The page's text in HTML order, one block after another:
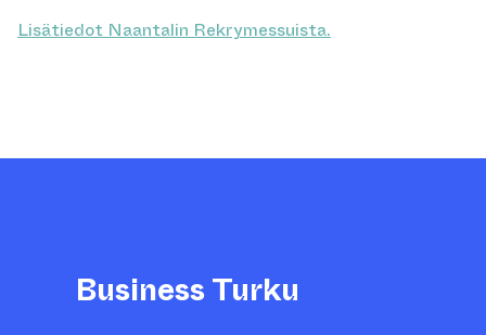
Lisätiedot Naantalin Rekrymessuista.
Business Turku